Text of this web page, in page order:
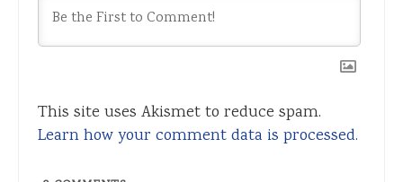
This site uses Akismet to reduce spam.
Learn how your comment data is processed.